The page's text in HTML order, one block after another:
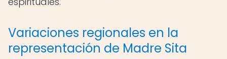
Variaciones regionales en la
representación de Madre Sita